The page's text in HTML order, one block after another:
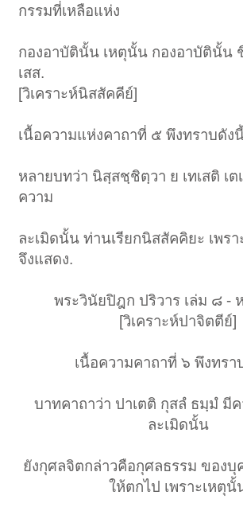
กรรมที่เหลือแห่ง
กองอาบัตินั้น เหตุนั้น กองอาบัตินั้น
เสส.
[วิเคราะห์นิสสัคคีย์]
เนื้อความแห่งคาถาที่ ๕ พึงทราบดัง
หลายบทว่า นิสฺสชฺชิตฺวา ย เทเสติ เต
ความ
ละเมิดนั้น ท่านเรียกนิสสัคคิยะ เพร
จึงแสดง.
พระวินัยปิฎก ปริวาร เล่ม ๘ -
[วิเคราะห์ปาจิตตีย์]
เนื้อความคาถาที่ ๖ พึงทรา
บาทคาถาว่า ปาเตติ กุสลํ ธมฺมํ มี
ละเมิดนั้น
ยังกุศลจิตกล่าวคือกุศลธรรม ของบุ
ให้ตกไป เพราะเหตุนั้